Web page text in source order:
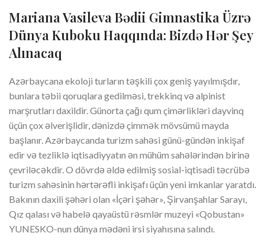
Mariana Vasileva Bədii Gimnastika Üzrə
Dünya Kuboku Haqqında: Bizdə Hər Şey
Alınacaq
Azərbaycana ekoloji turların təşkili çox geniş yayılmışdır,
bunlara təbii qoruqlara gedilməsi, trekkinq və alpinist
marşrutları daxildir. Günorta çağı qum çimərlikləri dayvinq
üçün çox əlverişlidir, dənizdə çimmək mövsümü mayda
başlanır. Azərbaycanda turizm sahəsi günü-gündən inkişaf
edir və tezliklə iqtisadiyyatın ən mühüm sahələrindən birinə
çevriləcəkdir. O dövrdə əldə edilmiş sosial-iqtisadi təcrübə
turizm sahəsinin hərtərəfli inkişafı üçün yeni imkanlar yaratdı.
Bakının daxili şəhəri olan «İçəri şəhər», Şirvanşahlar Sarayı,
Qız qalası və habelə qayaüstü rəsmlər muzeyi «Qobustan»
YUNESKO-nun dünya mədəni irsi siyahısına salındı.